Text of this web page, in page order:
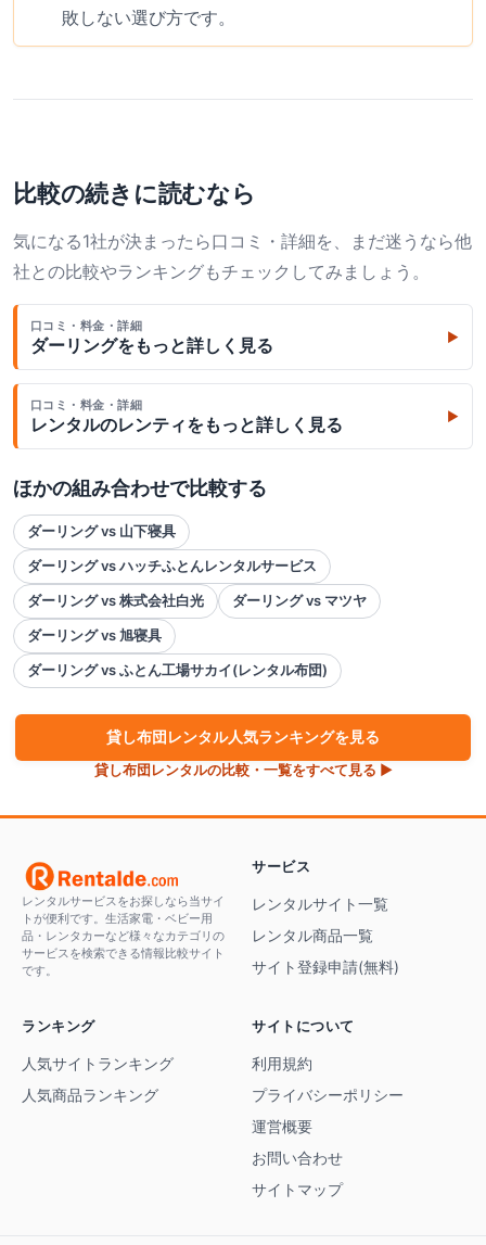
敗しない選び方です。
比較の続きに読むなら
気になる1社が決まったら口コミ・詳細を、まだ迷うなら他
社との比較やランキングもチェックしてみましょう。
口コミ・料金・詳細
ダーリングをもっと詳しく見る ▶
口コミ・料金・詳細
レンタルのレンティをもっと詳しく見る ▶
ほかの組み合わせで比較する
ダーリング vs 山下寝具
ダーリング vs ハッチふとんレンタルサービス
ダーリング vs 株式会社白光
ダーリング vs マツヤ
ダーリング vs 旭寝具
ダーリング vs ふとん工場サカイ(レンタル布団)
貸し布団レンタル人気ランキングを見る
貸し布団レンタルの比較・一覧をすべて見る ▶
レンタルサービスをお探しなら当サイ
トが便利です。生活家電・ベビー用
品・レンタカーなど様々なカテゴリの
サービスを検索できる情報比較サイト
です。
サービス
レンタルサイト一覧
レンタル商品一覧
サイト登録申請(無料)
ランキング
人気サイトランキング
人気商品ランキング
サイトについて
利用規約
プライバシーポリシー
運営概要
お問い合わせ
サイトマップ